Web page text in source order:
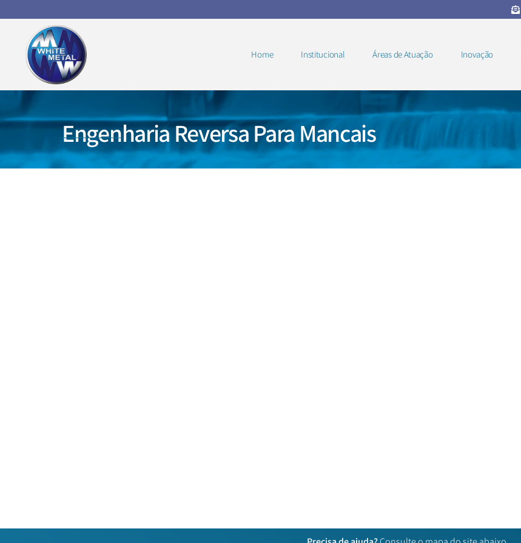
Home Institucional Áreas de Atuação Inovação
Engenharia Reversa Para Mancais